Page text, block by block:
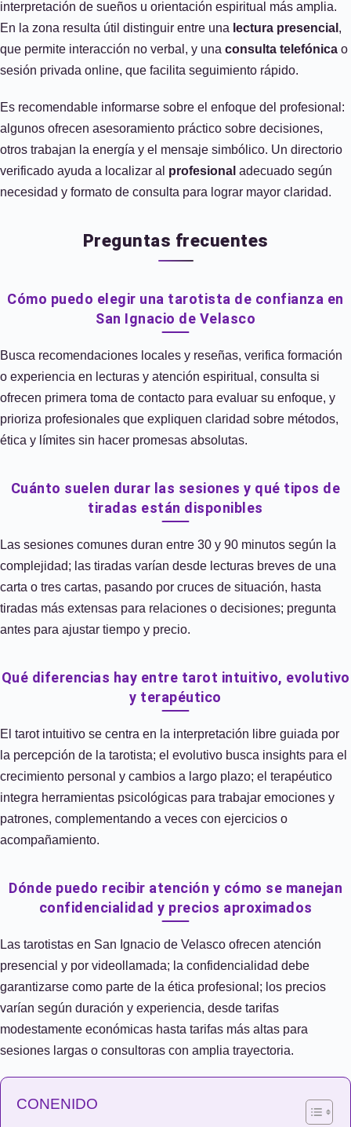
interpretación de sueños u orientación espiritual más amplia.
En la zona resulta útil distinguir entre una lectura presencial ,
que permite interacción no verbal, y una consulta telefónica o
sesión privada online, que facilita seguimiento rápido.
Es recomendable informarse sobre el enfoque del profesional:
algunos ofrecen asesoramiento práctico sobre decisiones,
otros trabajan la energía y el mensaje simbólico. Un directorio
verificado ayuda a localizar al profesional adecuado según
necesidad y formato de consulta para lograr mayor claridad.
Preguntas frecuentes
Cómo puedo elegir una tarotista de confianza en
San Ignacio de Velasco
Busca recomendaciones locales y reseñas, verifica formación
o experiencia en lecturas y atención espiritual, consulta si
ofrecen primera toma de contacto para evaluar su enfoque, y
prioriza profesionales que expliquen claridad sobre métodos,
ética y límites sin hacer promesas absolutas.
Cuánto suelen durar las sesiones y qué tipos de
tiradas están disponibles
Las sesiones comunes duran entre 30 y 90 minutos según la
complejidad; las tiradas varían desde lecturas breves de una
carta o tres cartas, pasando por cruces de situación, hasta
tiradas más extensas para relaciones o decisiones; pregunta
antes para ajustar tiempo y precio.
Qué diferencias hay entre tarot intuitivo, evolutivo
y terapéutico
El tarot intuitivo se centra en la interpretación libre guiada por
la percepción de la tarotista; el evolutivo busca insights para el
crecimiento personal y cambios a largo plazo; el terapéutico
integra herramientas psicológicas para trabajar emociones y
patrones, complementando a veces con ejercicios o
acompañamiento.
Dónde puedo recibir atención y cómo se manejan
confidencialidad y precios aproximados
Las tarotistas en San Ignacio de Velasco ofrecen atención
presencial y por videollamada; la confidencialidad debe
garantizarse como parte de la ética profesional; los precios
varían según duración y experiencia, desde tarifas
modestamente económicas hasta tarifas más altas para
sesiones largas o consultoras con amplia trayectoria.
CONENIDO